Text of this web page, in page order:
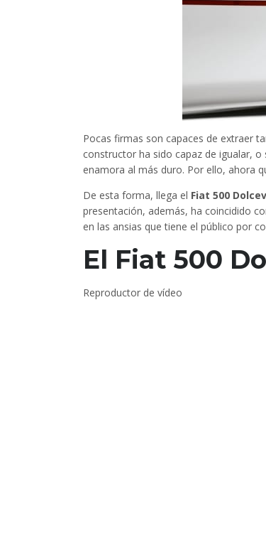
Pocas firmas son capaces de extraer
constructor ha sido capaz de igualar,
enamora al más duro. Por ello, ahora
De esta forma, llega el Fiat 500
presentación, además, ha coincidido
en las ansias que tiene el público por
El Fiat 500
Reproductor de vídeo